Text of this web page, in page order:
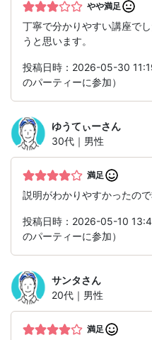
やや満足
丁寧で分かりやすい講座で
うと思います。
投稿日時：2026-05-30
のパーティーに参加）
ゆうてぃーさん
30代｜男性
満足
説明がわかりやすかったの
投稿日時：2026-05-10
のパーティーに参加）
サンタさん
20代｜男性
満足